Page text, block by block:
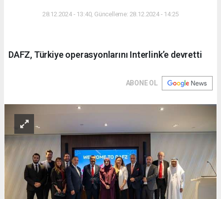
28.12.2024 - 13:40, Güncelleme: 28.12.2024 - 14:25
DAFZ, Türkiye operasyonlarını Interlink’e devretti
ABONE OL